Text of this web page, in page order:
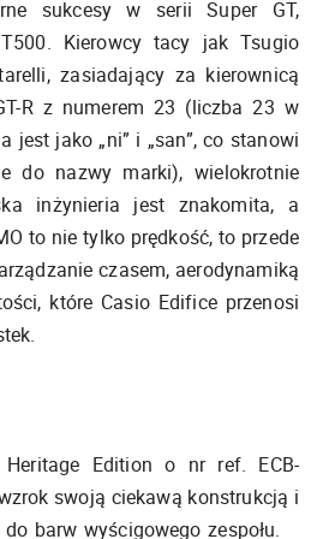
sukcesy w serii Super GT,
Kierowcy tacy jak Tsugio
zasiadający za kierownicą
R z numerem 23 (liczba 23 w
jest jako „ni” i „san”, co stanowi
do nazwy marki), wielokrotnie
inżynieria jest znakomita, a
to nie tylko prędkość, to przede
czasem, aerodynamiką
które Casio Edifice przenosi
Edition o nr ref. ECB-
swoją ciekawą konstrukcją i
barw wyścigowego zespołu.